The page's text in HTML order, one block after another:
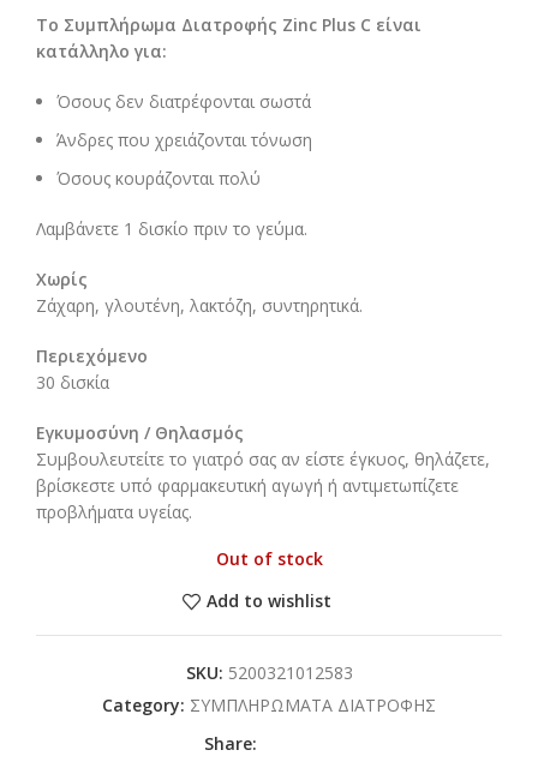
Το Συμπλήρωμα Διατροφής Zinc Plus C είναι
κατάλληλο για:
Όσους δεν διατρέφονται σωστά
Άνδρες που χρειάζονται τόνωση
Όσους κουράζονται πολύ
Λαμβάνετε 1 δισκίο πριν το γεύμα.
Χωρίς
Ζάχαρη, γλουτένη, λακτόζη, συντηρητικά.
Περιεχόμενο
30 δισκία
Εγκυμοσύνη / Θηλασμός
Συμβουλευτείτε το γιατρό σας αν είστε έγκυος, θηλάζετε,
βρίσκεστε υπό φαρμακευτική αγωγή ή αντιμετωπίζετε
προβλήματα υγείας.
Out of stock
Add to wishlist
SKU: 5200321012583
Category: ΣΥΜΠΛΗΡΩΜΑΤΑ ΔΙΑΤΡΟΦΗΣ
Share: